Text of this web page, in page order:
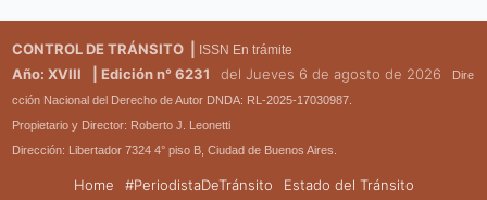
CONTROL DE TRÁNSITO | ISSN En trámite
Año: XVIII | Edición n° 6231 del Jueves 6 de agosto de 2026
Dire
cción Nacional del Derecho de Autor DNDA: RL-2025-17030987.
Propietario y Director: Roberto J. Leonetti
Dirección: Libertador 7324 4° piso B, Ciudad de Buenos Aires.
Home #PeriodistaDeTránsito Estado del Tránsito